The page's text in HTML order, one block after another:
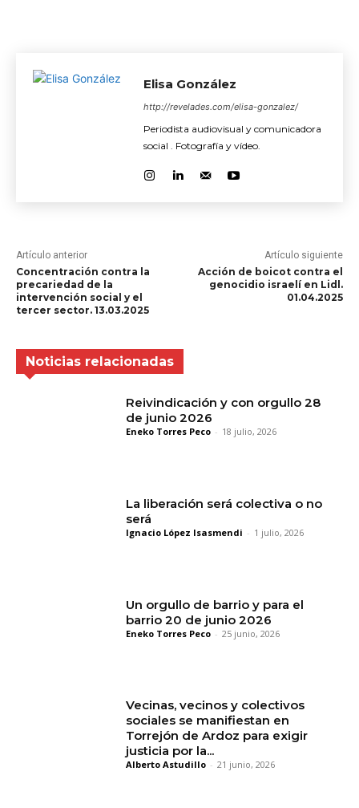
Elisa González
http://revelades.com/elisa-gonzalez/
Periodista audiovisual y comunicadora
social . Fotografía y vídeo.
Artículo anterior
Concentración contra la
precariedad de la
intervención social y el
tercer sector. 13.03.2025
Artículo siguiente
Acción de boicot contra el
genocidio israelí en Lidl.
01.04.2025
Noticias relacionadas
Reivindicación y con orgullo 28
de junio 2026
Eneko Torres Peco - 18 julio, 2026
La liberación será colectiva o no
será
Ignacio López Isasmendi - 1 julio, 2026
Un orgullo de barrio y para el
barrio 20 de junio 2026
Eneko Torres Peco - 25 junio, 2026
Vecinas, vecinos y colectivos
sociales se manifiestan en
Torrejón de Ardoz para exigir
justicia por la...
Alberto Astudillo - 21 junio, 2026